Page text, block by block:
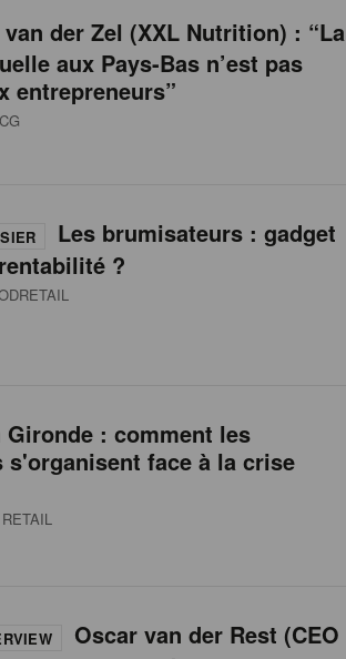
van der Zel (XXL Nutrition) : “La
aux Pays-Bas n’est pas
entrepreneurs”
Les brumisateurs : gadget
?
Gironde : comment les
face à la crise
Oscar van der Rest (CEO